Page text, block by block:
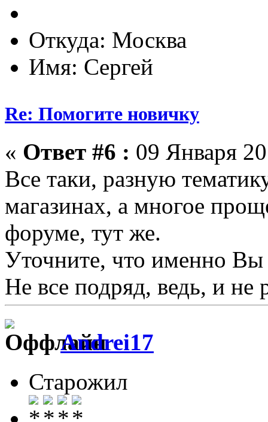
Откуда: Москва
Имя: Сергей
Re: Помогите новичку
« Ответ #6 : 09 Января
Все таки, разную
магазинах, а многое
форуме, тут же.
Уточните, что именно Вы
Не все подряд, ведь, и не
Andrei17
Старожил